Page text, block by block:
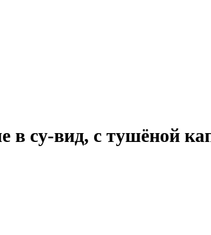
в су-вид, с тушёной